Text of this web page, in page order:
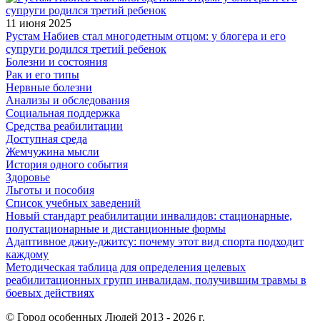
11 июня 2025
Рустам Набиев стал многодетным отцом: у блогера и его
супруги родился третий ребенок
Болезни и состояния
Рак и его типы
Нервные болезни
Анализы и обследования
Социальная поддержка
Средства реабилитации
Доступная среда
Жемчужина мысли
История одного события
Здоровье
Льготы и пособия
Список учебных заведений
Новый стандарт реабилитации инвалидов: стационарные,
полустационарные и дистанционные формы
Адаптивное джиу-джитсу: почему этот вид спорта подходит
каждому
Методическая таблица для определения целевых
реабилитационных групп инвалидам, получившим травмы в
боевых действиях
© Город особенных Людей 2013 - 2026 г.